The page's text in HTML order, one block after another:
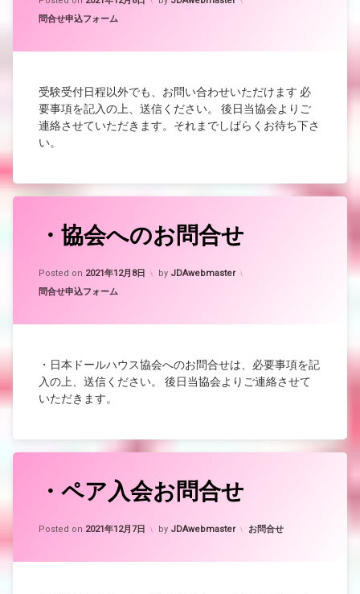
カテゴリー:
問合せ申込フォーム
受験受付日程以外でも、お問い合わせいただけます 必
要事項を記入の上、送信ください。 後日当協会よりご
連絡させていただきます。それまでしばらくお待ち下さ
い。
・協会へのお問合せ
Posted on 2021年12月8日
Updated on
by JDAwebmaster
カテゴリー:
問合せ申込フォーム
・日本ドールハウス協会へのお問合せは、必要事項を記
入の上、送信ください。 後日当協会よりご連絡させて
いただきます。
・ペア入会お問合せ
Posted on 2021年12月7日
Updated on 2021年12月17日
by JDAwebmaster カテゴリー:
お問合せ